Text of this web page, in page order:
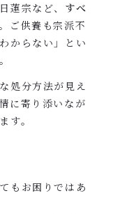
蓮宗など、 すべ
ご供養も宗派不
からない」とい
処分方法が見え
に寄り添いなが
す。
もお困りではあ